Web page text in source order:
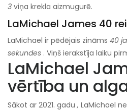
3 viņa krekla aizmugurē.
LaMichael James 40
LaMichael ir pēdējais zināms 40
sekundes . Viņš ierakstīja laiku
LaMichael
vērtība un
Sākot ar 2021. gadu, LaMichael